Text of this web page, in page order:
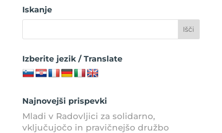
Iskanje
Izberite jezik / Translate
Najnovejši prispevki
Mladi v Radovljici za solidarno,
vključujočo in pravičnejšo družbo